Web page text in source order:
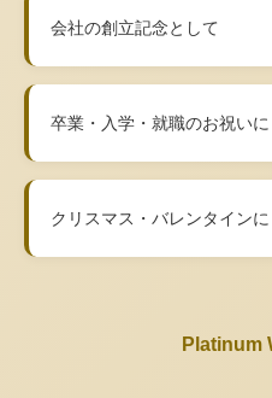
会社の創立記念として
卒業・入学・就職のお祝いに
クリスマス・バレンタインに
Platinum